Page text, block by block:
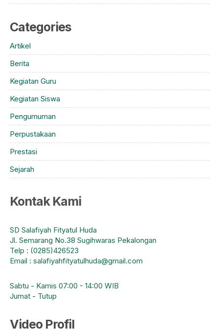
Categories
Artikel
Berita
Kegiatan Guru
Kegiatan Siswa
Pengumuman
Perpustakaan
Prestasi
Sejarah
Kontak Kami
SD Salafiyah Fityatul Huda
Jl. Semarang No.38 Sugihwaras Pekalongan
Telp : (0285)426523
Email : salafiyahfityatulhuda@gmail.com
Sabtu - Kamis 07:00 - 14:00 WIB
Jumat - Tutup
Video Profil